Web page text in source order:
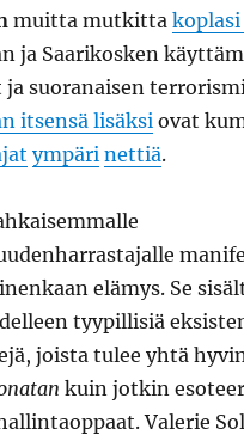
muitta mutkitta
ja Saarikosken
suoranaisen
itsensä lisäksi ovat
ympäri nettiä.
elämys. Se
tyypillisiä
joista tulee yhtä
kuin jotkin
Valerie